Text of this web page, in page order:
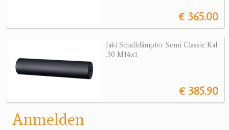
€ 365.00
Jaki Schalldämpfer Semi Classic Kal.
.30 M14x1
€ 385.90
Anmelden